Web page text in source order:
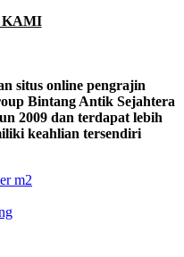
KAMI
situs online pengrajin
Bintang Antik Sejahtera
2009 dan terdapat lebih
keahlian tersendiri
m2